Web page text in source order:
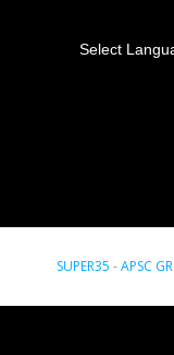
SUPER35 -APSC